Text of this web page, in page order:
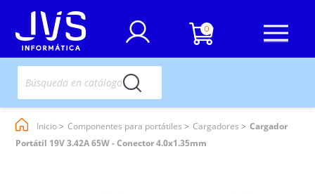
0
Inicio Componentes para portátiles Cargadores
Cargador
Portátil 19V 3.42A 65W - Conector 4.0x1.35mm